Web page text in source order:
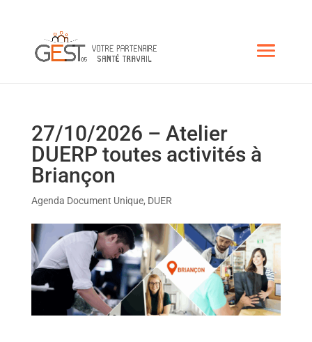
27/10/2026 – Atelier
DUERP toutes activités à
Briançon
Agenda Document Unique, DUER